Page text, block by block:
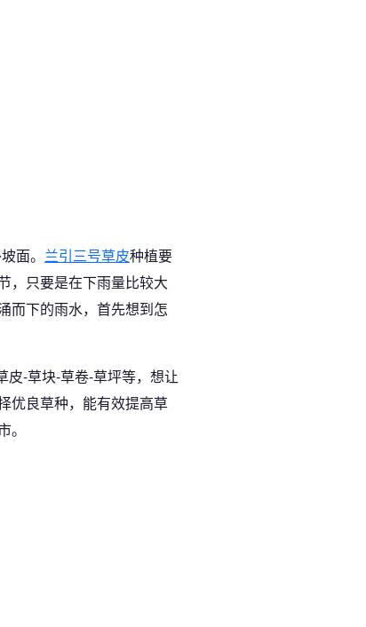
面。 兰引三号草皮种植要
，只要是在下雨量比较大
而下的雨水，首先想到怎
皮-草块-草卷-草坪等，想让
优良草种，能有效提高草